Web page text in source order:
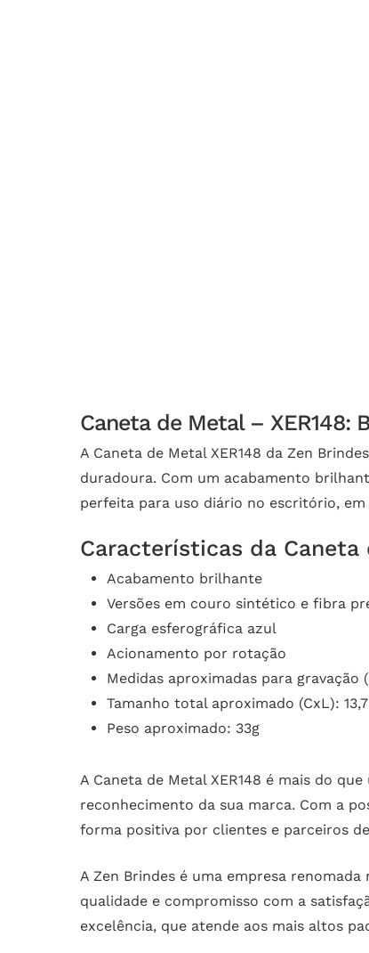
Caneta de Metal – XER148:
A Caneta de Metal XER148 da Zen
duradoura. Com um acabamento
perfeita para uso diário no escritório,
Características da Caneta
Acabamento brilhante
Versões em couro sintético e fibra
Carga esferográfica azul
Acionamento por rotação
Medidas aproximadas para gravação
Tamanho total aproximado (CxL):
Peso aproximado: 33g
A Caneta de Metal XER148 é mais do
reconhecimento da sua marca. Com a
forma positiva por clientes e parceiros
A Zen Brindes é uma empresa renomada
qualidade e compromisso com a
excelência, que atende aos mais altos